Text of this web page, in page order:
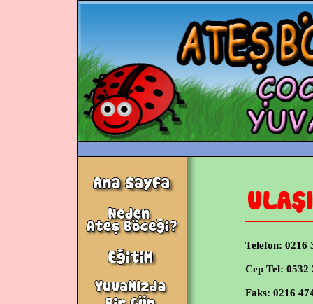
Telefon: 0216
Cep Tel: 0532
Faks: 0216